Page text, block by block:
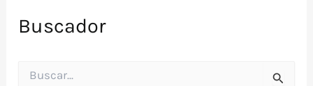
Buscador